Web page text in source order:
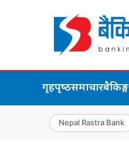
गृहपृष्‍ठसमाचारबैकिङ्ग
Nepal Rastra Bank